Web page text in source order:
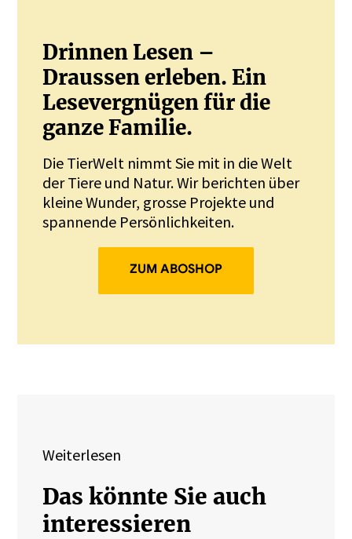
Drinnen Lesen –
Draussen erleben. Ein
Lesevergnügen für die
ganze Familie.
Die TierWelt nimmt Sie mit in die Welt
der Tiere und Natur. Wir berichten über
kleine Wunder, grosse Projekte und
spannende Persönlichkeiten.
ZUM ABOSHOP
Weiterlesen
Das könnte Sie auch
interessieren